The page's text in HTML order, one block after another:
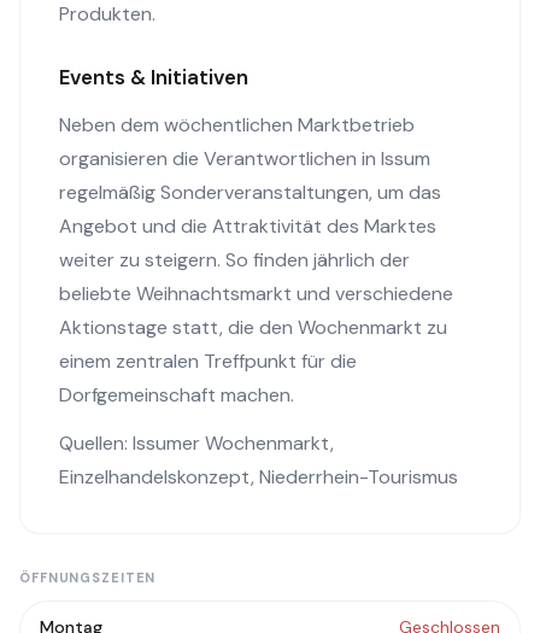
Produkten.
Events & Initiativen
Neben dem wöchentlichen Marktbetrieb
organisieren die Verantwortlichen in Issum
regelmäßig Sonderveranstaltungen, um das
Angebot und die Attraktivität des Marktes
weiter zu steigern. So finden jährlich der
beliebte Weihnachtsmarkt und verschiedene
Aktionstage statt, die den Wochenmarkt zu
einem zentralen Treffpunkt für die
Dorfgemeinschaft machen.
Quellen: Issumer Wochenmarkt,
Einzelhandelskonzept, Niederrhein-Tourismus
ÖFFNUNGSZEITEN
Montag Geschlossen